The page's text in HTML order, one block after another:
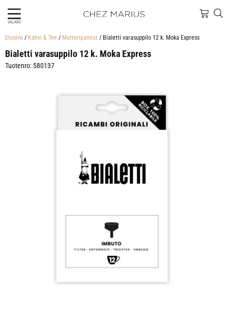
VALIKKO
Etusivu / Kahvi & Tee / Mutteripannut / Bialetti varasuppilo 12 k. Moka Express
Bialetti varasuppilo 12 k. Moka Express
Tuotenro: 580137